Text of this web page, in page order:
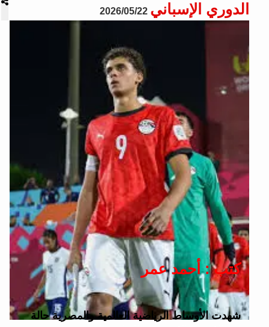
الدوري الإسباني 2026/05/22
كتب : أحمد عمر
شهدت الأوساط الرياضية العالمية والمصرية حالة